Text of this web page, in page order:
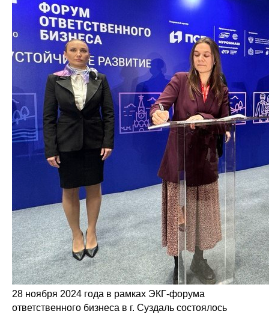
28 ноября 2024 года в рамках ЭКГ-форума
ответственного бизнеса в г. Суздаль состоялось